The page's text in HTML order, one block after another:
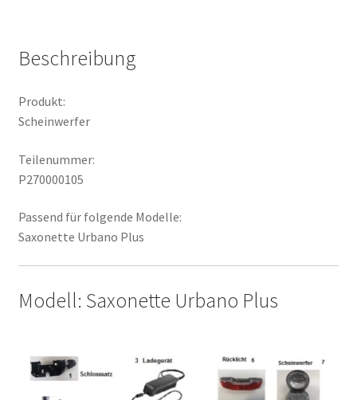
Beschreibung
Produkt:
Scheinwerfer
Teilenummer:
P270000105
Passend für folgende Modelle:
Saxonette Urbano Plus
Modell: Saxonette Urbano Plus